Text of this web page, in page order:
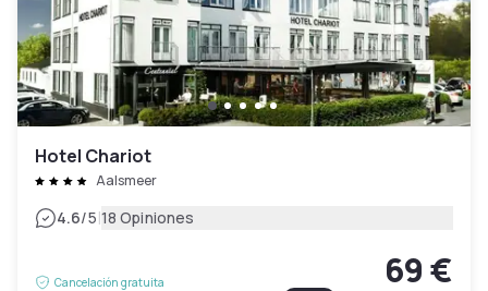
Hotel Chariot
Aalsmeer
4.6/5|18 Opiniones
Cancelación gratuita
69 €